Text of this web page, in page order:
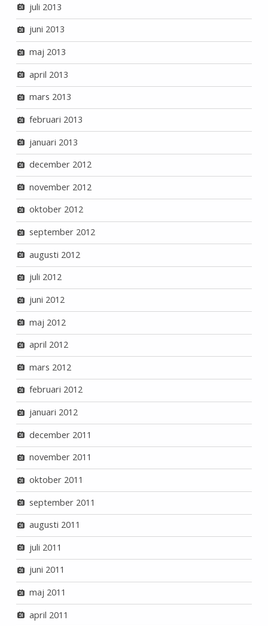
juli 2013
juni 2013
maj 2013
april 2013
mars 2013
februari 2013
januari 2013
december 2012
november 2012
oktober 2012
september 2012
augusti 2012
juli 2012
juni 2012
maj 2012
april 2012
mars 2012
februari 2012
januari 2012
december 2011
november 2011
oktober 2011
september 2011
augusti 2011
juli 2011
juni 2011
maj 2011
april 2011